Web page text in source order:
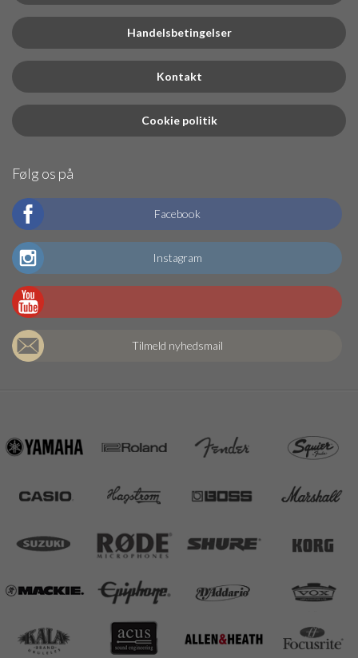
Handelsbetingelser
Kontakt
Cookie politik
Følg os på
Facebook
Instagram
Tilmeld nyhedsmail